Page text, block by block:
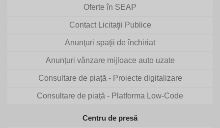
Oferte în SEAP
Contact Licitaţii Publice
Anunţuri spaţii de închiriat
Anunțuri vânzare mijloace auto uzate
Consultare de piață - Proiecte digitalizare
Consultare de piață - Platforma Low-Code
Centru de presă